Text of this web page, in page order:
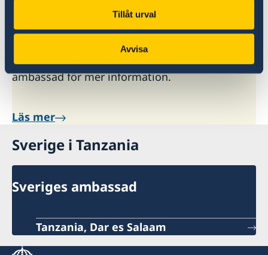
Tillåt urval
Avvisa
Här finns grundläggande information som
gäller för alla länder. I vissa länder gäller
dessutom ytterligare villkor. Kontakta ansvarig
ambassad för mer information.
Läs mer
Sverige i Tanzania
Sveriges ambassad
Tanzania, Dar es Salaam